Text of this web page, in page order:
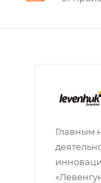
Главным